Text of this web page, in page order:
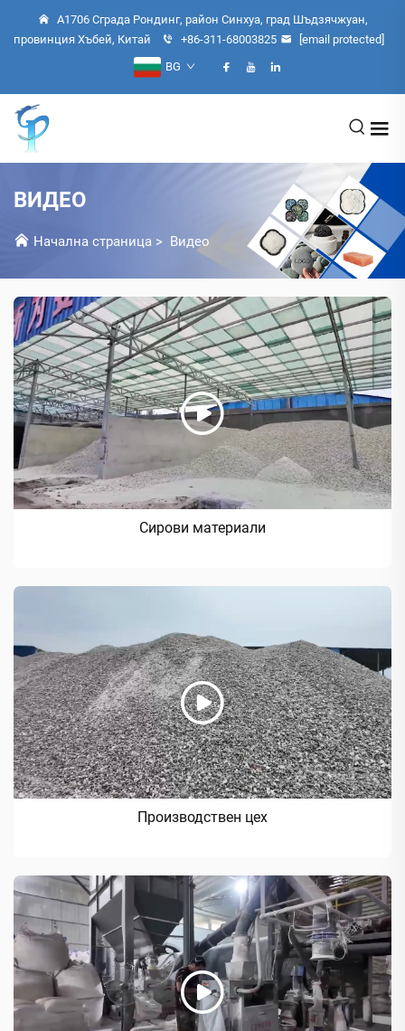
A1706 Сграда Рондинг, район Синхуа, град Шъдзячжуан,
провинция Хъбей, Китай
+86-311-68003825
[email protected]
BG
ВИДЕО
Начална страница > Видео
Сирови материали
Производствен цех